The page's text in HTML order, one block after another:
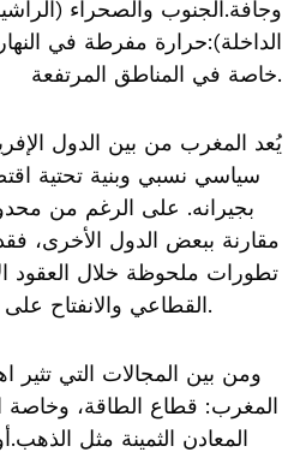
وجافة.الجنوب والصحراء
الداخلة):حرارة مفرطة في
خاصة في المناطق المرتفعة.
يُعد المغرب من بين الدول
سياسي نسبي وبنية تحتية
بجيرانه. على الرغم من
مقارنة ببعض الدول الأخرى،
تطورات ملحوظة خلال العقود
القطاعي والانفتاح على الأسواق الدولية.
ومن بين المجالات التي تثير
المغرب: قطاع الطاقة، وخاصة
المعادن الثمينة مثل